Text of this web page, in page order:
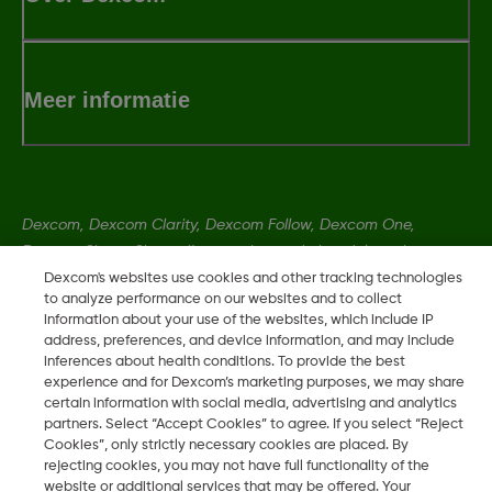
Meer informatie
Dexcom, Dexcom Clarity, Dexcom Follow, Dexcom One,
Dexcom, Inc. in de Verenigde Staten en kunnen eveneens in
andere landen geregistreerd zijn.
2026 Dexcom, Inc. Alle rechten voorbehouden.
Wijzig Regio
Dexcom's websites use cookies and other tracking technologies
to analyze performance on our websites and to collect
information about your use of the websites, which include IP
address, preferences, and device information, and may include
inferences about health conditions. To provide the best
experience and for Dexcom’s marketing purposes, we may share
certain information with social media, advertising and analytics
partners. Select “Accept Cookies” to agree. If you select “Reject
Cookies”, only strictly necessary cookies are placed. By
rejecting cookies, you may not have full functionality of the
website or additional services that may be offered. Your